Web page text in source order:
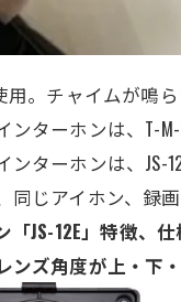
用。チャイムが鳴
ンターホンは、T-
ンターホンは、JS-
同じアイホン、録
「JS-12E」特徴、仕
ンズ角度が上・下